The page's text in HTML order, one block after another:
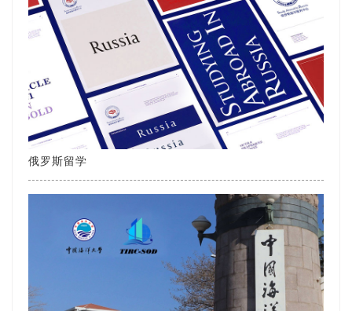
俄罗斯留学